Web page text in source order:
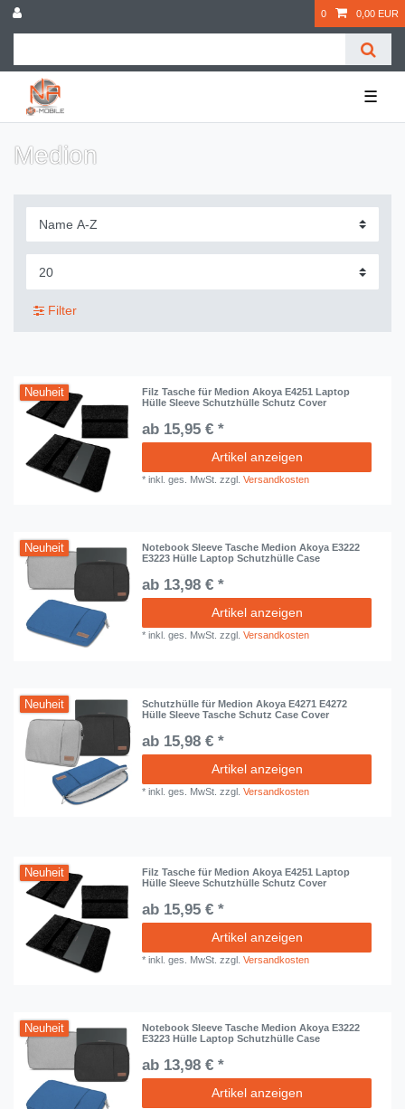
0 0,00 EUR
☰
Medion
Filter
Neuheit
Filz Tasche für Medion Akoya E4251 Laptop
Hülle Sleeve Schutzhülle Schutz Cover
ab 15,95 € *
Artikel anzeigen
*inkl. ges. MwSt. zzgl.Versandkosten
Neuheit
Notebook Sleeve Tasche Medion Akoya E3222
E3223 Hülle Laptop Schutzhülle Case
ab 13,98 € *
Artikel anzeigen
*inkl. ges. MwSt. zzgl.Versandkosten
Neuheit
Schutzhülle für Medion Akoya E4271 E4272
Hülle Sleeve Tasche Schutz Case Cover
ab 15,98 € *
Artikel anzeigen
*inkl. ges. MwSt. zzgl.Versandkosten
Neuheit
Filz Tasche für Medion Akoya E4251 Laptop
Hülle Sleeve Schutzhülle Schutz Cover
ab 15,95 € *
Artikel anzeigen
*inkl. ges. MwSt. zzgl.Versandkosten
Neuheit
Notebook Sleeve Tasche Medion Akoya E3222
E3223 Hülle Laptop Schutzhülle Case
ab 13,98 € *
Artikel anzeigen